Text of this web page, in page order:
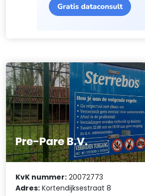
Pre-Pare B.V.
KvK nummer: 20072773
Adres: Kortendijksestraat 8